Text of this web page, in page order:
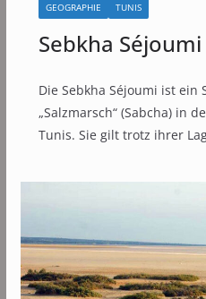
GEOGRAPHIE TUNIS
Sebkha Séjoumi
Die Sebkha Séjoumi ist ein
„Salzmarsch“ (Sabcha) in
Tunis. Sie gilt trotz ihrer